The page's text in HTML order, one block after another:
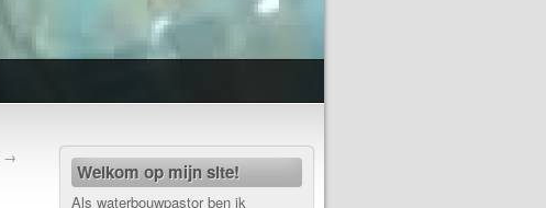
→
Welkom op mijn site!
Als waterbouwpastor ben ik